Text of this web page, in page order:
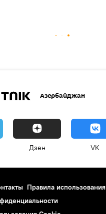
Азербайджан
Дзен VK
Правила использования